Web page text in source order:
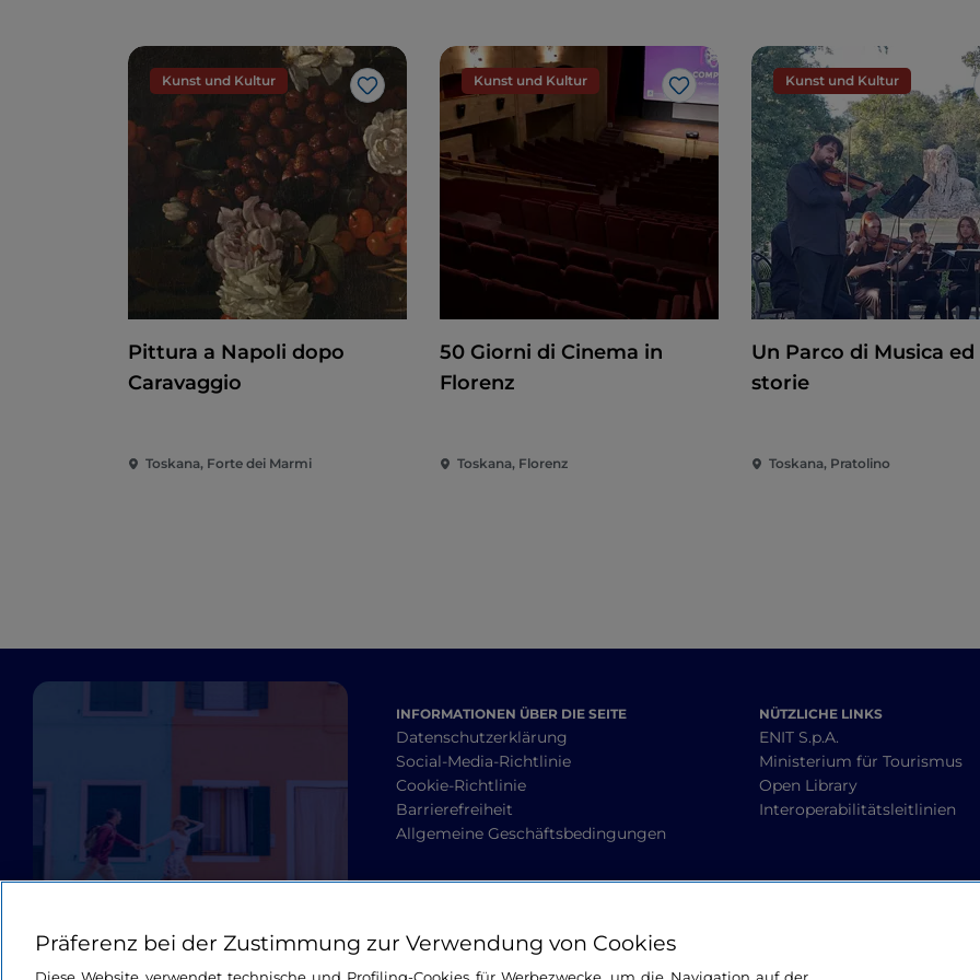
Kunst und Kultur
Like
Pittura a Napoli dopo
Caravaggio
Toskana, Forte dei Marmi
Kunst und Kultur
Like
50 Giorni di Cinema in
Florenz
Toskana, Florenz
Kunst und Kultur
Un Parco di Musica
storie
Toskana, Pratolino
INFORMATIONEN ÜBER DIE SEITE
Datenschutzerklärung
Social-Media-Richtlinie
Cookie-Richtlinie
Barrierefreiheit
Allgemeine Geschäftsbedingungen
NÜTZLICHE LINKS
ENIT S.p.A.
Ministerium für Tourismus
Open Library
Interoperabilitätsleitlinien
Präferenz bei der Zustimmung zur Verwendung von Cookies